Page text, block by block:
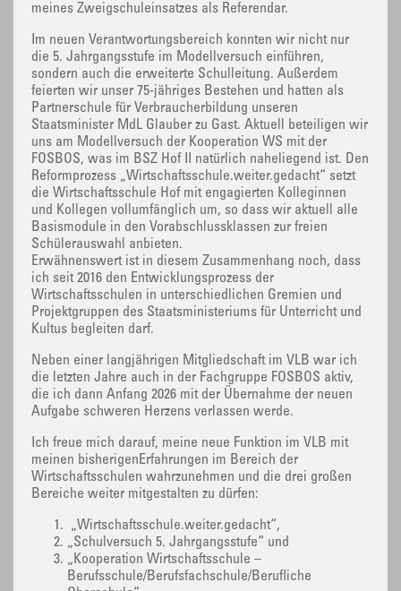
meines Zweigschuleinsatzes als Referendar.
Im neuen Verantwortungsbereich konnten wir nicht nur
die 5. Jahrgangsstufe im Modellversuch einführen,
sondern auch die erweiterte Schulleitung. Außerdem
feierten wir unser 75-jähriges Bestehen und hatten als
Partnerschule für Verbraucherbildung unseren
Staatsminister MdL Glauber zu Gast. Aktuell beteiligen wir
uns am Modellversuch der Kooperation WS mit der
FOSBOS, was im BSZ Hof II natürlich naheliegend ist. Den
Reformprozess „Wirtschaftsschule.weiter.gedacht“ setzt
die Wirtschaftsschule Hof mit engagierten Kolleginnen
und Kollegen vollumfänglich um, so dass wir aktuell alle
Basismodule in den Vorabschlussklassen zur freien
Schülerauswahl anbieten.
Erwähnenswert ist in diesem Zusammenhang noch, dass
ich seit 2016 den Entwicklungsprozess der
Wirtschaftsschulen in unterschiedlichen Gremien und
Projektgruppen des Staatsministeriums für Unterricht und
Kultus begleiten darf.
Neben einer langjährigen Mitgliedschaft im VLB war ich
die letzten Jahre auch in der Fachgruppe FOSBOS aktiv,
die ich dann Anfang 2026 mit der Übernahme der neuen
Aufgabe schweren Herzens verlassen werde.
Ich freue mich darauf, meine neue Funktion im VLB mit
meinen bisherigenErfahrungen im Bereich der
Wirtschaftsschulen wahrzunehmen und die drei großen
Bereiche weiter mitgestalten zu dürfen:
„Wirtschaftsschule.weiter.gedacht“,
„Schulversuch 5. Jahrgangsstufe“ und
„Kooperation Wirtschaftsschule –
Berufsschule/Berufsfachschule/Berufliche